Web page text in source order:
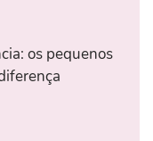
os pequenos